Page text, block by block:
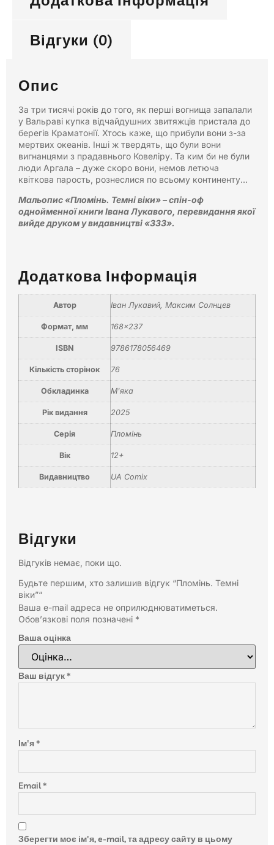
Відгуки (0)
Опис
За три тисячі років до того, як першi вогнища запалали
у Вальравi купка відчайдушних звитяжців пристала до
берегів Краматонії. Хтось каже, що прибули вони з-за
мертвих океанів. Інші ж твердять, що були вони
вигнанцями з прадавнього Ковеліру. Та ким би не були
люди Аргала – дуже скоро вони, немов летюча
квіткова парость, рознеслися по всьому континенту…
Мальопис «Пломінь. Темні віки» – спін-оф
однойменної книги Івана Лукавого, перевидання якої
вийде друком у видавництві «333».
Додаткова Інформація
Автор Іван Лукавий Максим Солнцев
Формат, мм 168×237
ISBN 9786178056469
Кількість сторінок 76
Обкладинка М'яка
Рік видання 2025
Серія Пломінь
Вік 12+
Видавництво UA Comix
Відгуки
Відгуків немає, поки що.
Будьте першим, хто залишив відгук “Пломінь. Темні
віки”“
Ваша e-mail адреса не оприлюднюватиметься.
Обов’язкові поля позначені *
Ваша оцінка
Ваш відгук*
Ім'я*
Email*
Зберегти моє ім'я, e-mail, та адресу сайту в цьому